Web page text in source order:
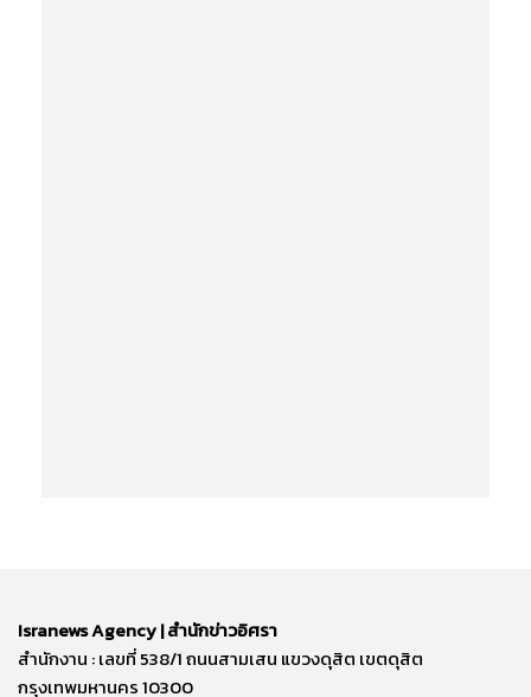
Isranews Agency | สำนักข่าวอิศรา
สำนักงาน : เลขที่ 538/1 ถนนสามเสน แขวงดุสิต เขตดุสิต
กรุงเทพมหานคร 10300